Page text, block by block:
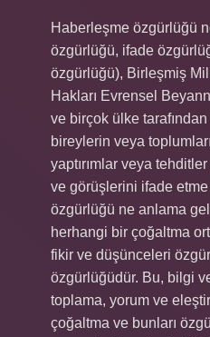
Haberleşme özgürlüğü
özgürlüğü, ifade
özgürlüğü), Birleşmiş
Hakları Evrensel
ve birçok ülke
bireylerin veya
yaptırımlar veya
ve görüşlerini ifade etme
özgürlüğü ne anlama
herhangi bir çoğaltma
fikir ve düşünceleri
özgürlüğüdür. Bu, bilgi
toplama, yorum ve
çoğaltma ve bunları